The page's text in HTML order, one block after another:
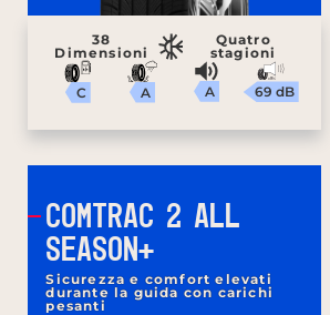
38
Dimensioni
Quatro
stagioni
C A A 69 dB
COMTRAC 2 ALL
SEASON+
Sicurezza e comfort elevati
durante la guida con carichi
pesanti